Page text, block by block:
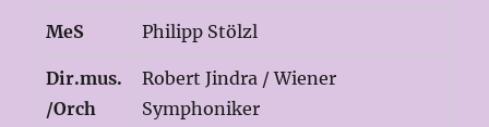
MeS Philipp Stölzl
Dir.mus.
/Orch
Robert Jindra / Wiener
Symphoniker